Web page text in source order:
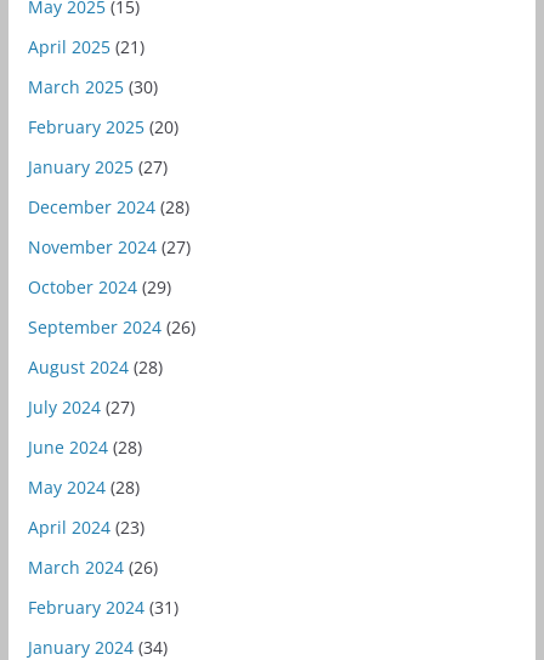
May 2025(15)
April 2025(21)
March 2025(30)
February 2025(20)
January 2025(27)
December 2024(28)
November 2024(27)
October 2024(29)
September 2024(26)
August 2024(28)
July 2024(27)
June 2024(28)
May 2024(28)
April 2024(23)
March 2024(26)
February 2024(31)
January 2024(34)